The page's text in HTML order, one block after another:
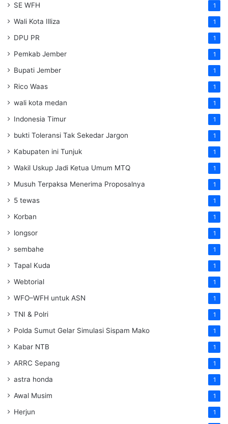
SE WFH 1
Wali Kota Illiza 1
DPU PR 1
Pemkab Jember 1
Bupati Jember 1
Rico Waas 1
wali kota medan 1
Indonesia Timur 1
bukti Toleransi Tak Sekedar Jargon 1
Kabupaten ini Tunjuk 1
Wakil Uskup Jadi Ketua Umum MTQ 1
Musuh Terpaksa Menerima Proposalnya 1
5 tewas 1
Korban 1
longsor 1
sembahe 1
Tapal Kuda 1
Webtorial 1
WFO–WFH untuk ASN 1
TNI & Polri 1
Polda Sumut Gelar Simulasi Sispam Mako 1
Kabar NTB 1
ARRC Sepang 1
astra honda 1
Awal Musim 1
Herjun 1